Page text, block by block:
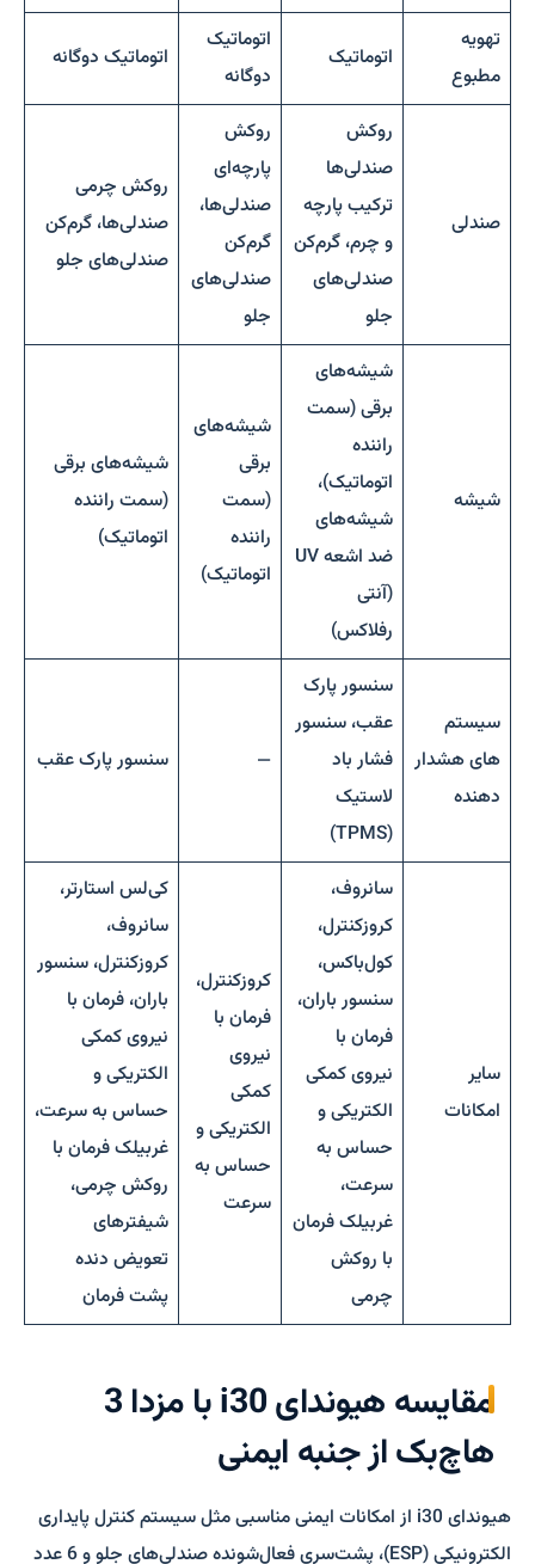
تهویه
مطبوع
اتوماتیک
اتوماتیک
دوگانه
اتوماتیک دوگانه
صندلی
روکش
صندلی‌ها
ترکیب پارچه
و چرم، گرم‌کن
صندلی‌های
جلو
روکش
پارچه‌ای
صندلی‌ها،
گرم‌کن
صندلی‌های
جلو
روکش چرمی
صندلی‌ها، گرم‌کن
صندلی‌های جلو
شیشه
شیشه‌های
برقی (سمت
راننده
اتوماتیک)،
شیشه‌های
ضد اشعه UV
(آنتی
رفلاکس)
شیشه‌های
برقی
(سمت
راننده
اتوماتیک)
شیشه‌های برقی
(سمت راننده
اتوماتیک)
سیستم
های هشدار
دهنده
سنسور پارک
عقب، سنسور
فشار باد
لاستیک
(TPMS)
— سنسور پارک عقب
سایر
امکانات
سانروف،
کروزکنترل،
کول‌باکس،
سنسور باران،
فرمان با
نیروی کمکی
الکتریکی و
حساس به
سرعت،
غربیلک فرمان
با روکش
چرمی
کروزکنترل،
فرمان با
نیروی
کمکی
الکتریکی و
حساس به
سرعت
کی‌لس استارتر،
سانروف،
کروزکنترل، سنسور
باران، فرمان با
نیروی کمکی
الکتریکی و
حساس به سرعت،
غربیلک فرمان با
روکش چرمی،
شیفترهای
تعویض دنده
پشت فرمان
مقایسه هیوندای i30 با مزدا 3
هاچ‌بک از جنبه ایمنی
هیوندای i30 از امکانات ایمنی مناسبی مثل سیستم کنترل پایداری
الکترونیکی (ESP)، پشت‌سری فعال‌شونده صندلی‌های جلو و 6 عدد